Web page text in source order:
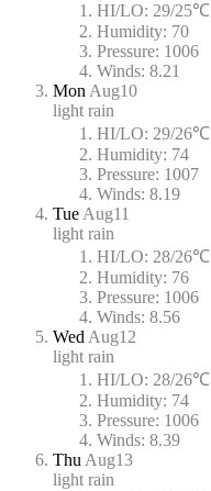
HI/LO: 29/25℃
Humidity: 70
Pressure: 1006
Winds: 8.21
Mon Aug10
light rain
HI/LO: 29/26℃
Humidity: 74
Pressure: 1007
Winds: 8.19
Tue Aug11
light rain
HI/LO: 28/26℃
Humidity: 76
Pressure: 1006
Winds: 8.56
Wed Aug12
light rain
HI/LO: 28/26℃
Humidity: 74
Pressure: 1006
Winds: 8.39
Thu Aug13
light rain